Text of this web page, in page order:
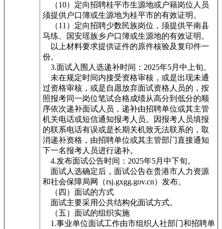
（10）定向招聘桂平市生源地或户籍岗位人员
须提供户口簿或生源地为桂平市的有效证明。
（11）定向招聘少数民族岗位，须提供平南县
马练、国安瑶族乡户口簿或生源地的有效证明。
以上材料要求提供证件的原件核验及复印件一
份。
3.面试入围人选递补时间：2025年5月中上旬。
未在规定时间内接受资格审核，或是出现未通
过资格审核，或是自愿放弃面试资格人员的，按
照报考同一岗位笔试合格成绩从高分到低分的顺
序依次递补面试人员，递补由招聘单位或其主管
机关电话或短信通知报考人员。因报考人员填报
的联系电话有误或是长期关机致无法联系的，取
消递补资格，由招聘单位或其主管部门直接通知
下一名报考人员进行递补。
4.发布面试公告时间：2025年5月中下旬。
面试人选确定后，面试公告在贵港市人力资源
和社会保障局网（rsj.gxgg.gov.cn）发布。
（四）面试的方式
面试主要采用公共结构化面试方式。
（五）面试的组织实施
1.事业单位面试工作由市组织人社部门和招聘单